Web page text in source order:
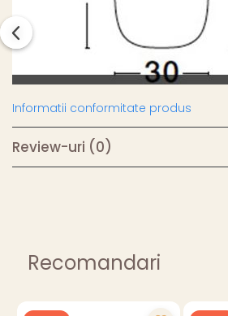
Informatii conformitate produs
Review-uri (0)
Recomandari